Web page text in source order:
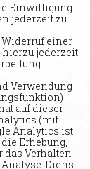
Einwilligung
jederzeit zu
Widerruf einer
jederzeit
Verwendung
auf dieser
(mit
Analytics ist
Erhebung,
das Verhalten
Dienst